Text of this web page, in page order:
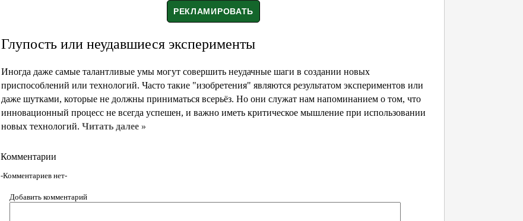
Глупость или неудавшиеся эксперименты
Иногда даже самые талантливые умы могут совершить неудачные шаги в создании новых
приспособлений или технологий. Часто такие "изобретения" являются результатом экспериментов или
даже шутками, которые не должны приниматься всерьёз. Но они служат нам напоминанием о том, что
инновационный процесс не всегда успешен, и важно иметь критическое мышление при использовании
новых технологий. Читать далее »
Комментарии
-Комментариев нет-
Добавить комментарий